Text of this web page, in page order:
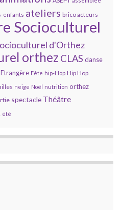
enfants ateliers brico acteurs
Socioculturel
d'Orthez
orthez CLAS danse
Fête hip-Hop Hip Hop
neige Noël nutrition orthez
spectacle Théâtre
été